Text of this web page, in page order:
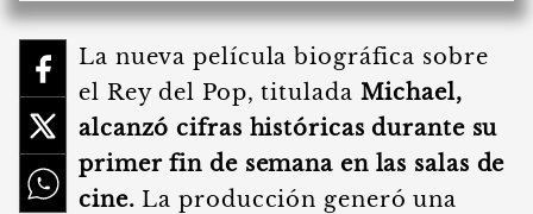
La nueva película biográfica sobre
el Rey del Pop, titulada Michael,
alcanzó cifras históricas durante su
primer fin de semana en las salas de
cine.La producción generó una